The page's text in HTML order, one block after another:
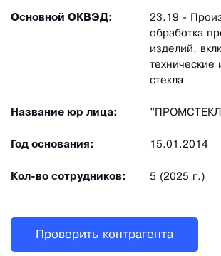
Основной ОКВЭД:
23.19 -
обработка
изделий,
технические
стекла
Название юр лица:
Год основания: 15.01.2014
Кол-во сотрудников: 5 (2025 г.)
Проверить контрагента